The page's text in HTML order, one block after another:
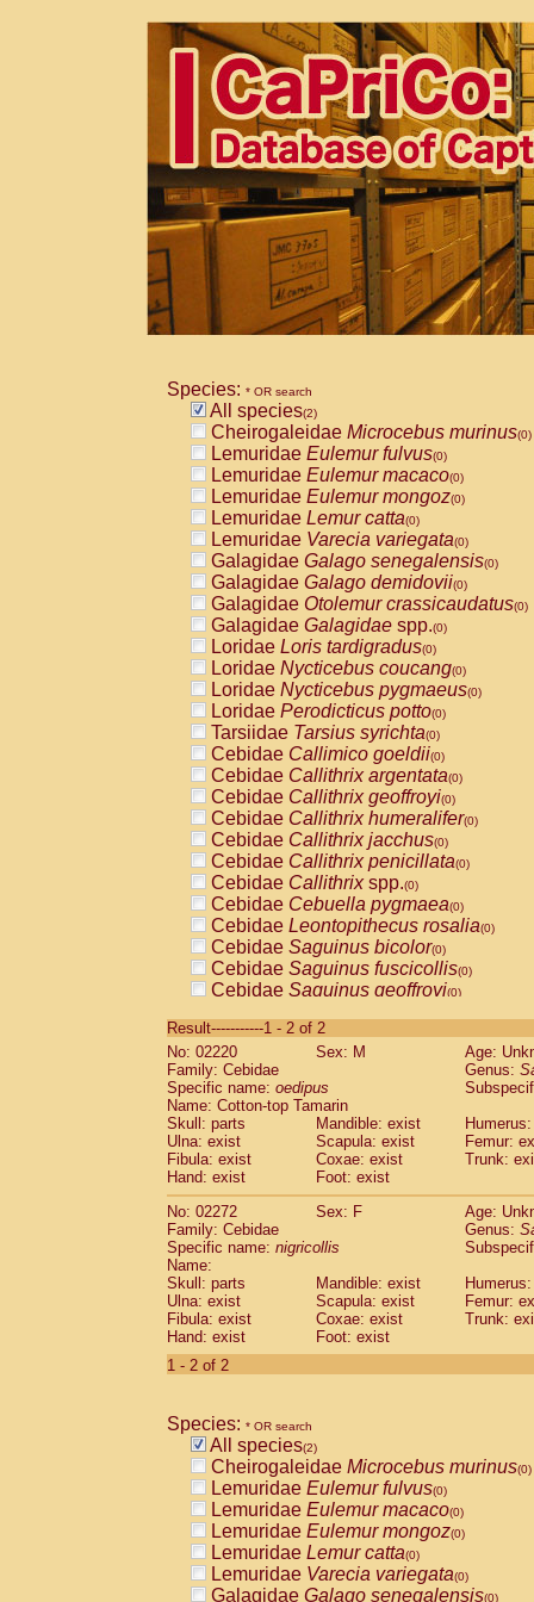
Species: * OR search
All species(2)
Cheirogaleidae Microcebus murinus(0)
Lemuridae Eulemur fulvus(0)
Lemuridae Eulemur macaco(0)
Lemuridae Eulemur mongoz(0)
Lemuridae Lemur catta(0)
Lemuridae Varecia variegata(0)
Galagidae Galago senegalensis(0)
Galagidae Galago demidovii(0)
Galagidae Otolemur crassicaudatus(0)
Galagidae Galagidae spp.(0)
Loridae Loris tardigradus(0)
Loridae Nycticebus coucang(0)
Loridae Nycticebus pygmaeus(0)
Loridae Perodicticus potto(0)
Tarsiidae Tarsius syrichta(0)
Cebidae Callimico goeldii(0)
Cebidae Callithrix argentata(0)
Cebidae Callithrix geoffroyi(0)
Cebidae Callithrix humeralifer(0)
Cebidae Callithrix jacchus(0)
Cebidae Callithrix penicillata(0)
Cebidae Callithrixspp.(0)
Cebidae Cebuella pygmaea(0)
Cebidae Leontopithecus rosalia(0)
Cebidae Saguinus bicolor(0)
Cebidae Saguinus fuscicollis(0)
Cebidae Saguinus geoffroyi(0)
CebidaeSaguinus labiatus(0)
Cebidae Saguinus leucopus (0)
Cebidae
CebidaeSaguinus mystax
Cebidae Saguinus nigricollis (1)
Cebidae Saguinus oedipus
Cebidae Saguinus weddelli
Cebidae Saguinusspp.
Cebidae Aotus trivirgatus
Cebidae
CebidaeCebus apella
Cebidae
Cebidae Cebus nigrivittatus
Cebidae Cebusspp.(0)
Cebidae Saimiri boliviensis
CebidaeSaimiri sciureus(0)
AtelidaeAlouatta caraya(0)
Atelidae Alouatta seniculus
AtelidaeAlouatta
AtelidaeAteles belzebuth(0)
AtelidaeAteles geoffroyi(0)
AtelidaeAteles paniscus(0)
AtelidaeAtelesspp. (0)
AtelidaeLagothrix lagothricha
AtelidaeLagothrix lagothricha cana
PitheciidaeCacajao calvus
Result-----------1 - 2 of 2
No: 02220
Sex: M
Age:
Family: Cebidae
Genus:
Specific name: oedipus
Name: Cotton-top Tamarin
Skull: parts
Mandible: exist
Ulna: exist
Scapula: exist
Femur:
Fibula: exist
Coxae: exist
Trunk:
Hand: exist
Foot: exist
No: 02272
Sex: F
Age:
Family: Cebidae
Genus:
Specific name: nigricollis
Name:
Skull: parts
Mandible: exist
Ulna: exist
Scapula: exist
Femur:
Fibula: exist
Coxae: exist
Trunk:
Hand: exist
Foot: exist
1 - 2 of 2
Species: * OR search
All species(2)
Cheirogaleidae Microcebus murinus(0)
Lemuridae Eulemur fulvus(0)
Lemuridae Eulemur macaco(0)
Lemuridae Eulemur mongoz(0)
Lemuridae Lemur catta(0)
Lemuridae Varecia variegata(0)
Galagidae Galago senegalensis(0)